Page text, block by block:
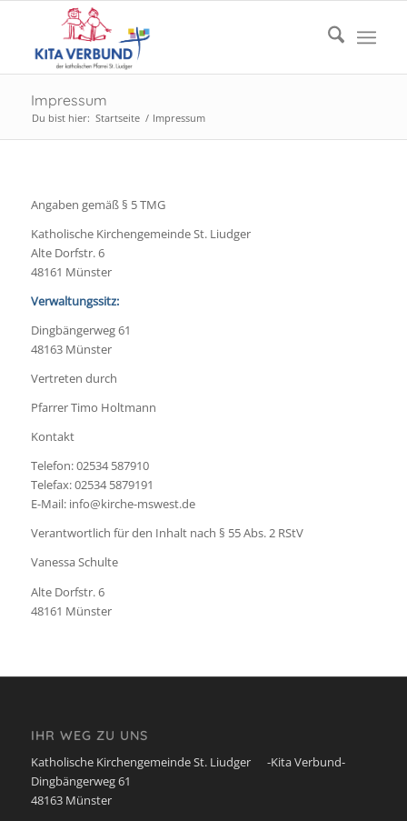
Impressum
Du bist hier: Startseite / Impressum
Angaben gemäß § 5 TMG
Katholische Kirchengemeinde St. Liudger
Alte Dorfstr. 6
48161 Münster
Verwaltungssitz:
Dingbängerweg 61
48163 Münster
Vertreten durch
Pfarrer Timo Holtmann
Kontakt
Telefon: 02534 587910
Telefax: 02534 5879191
E-Mail: info@kirche-mswest.de
Verantwortlich für den Inhalt nach § 55 Abs. 2 RStV
Vanessa Schulte
Alte Dorfstr. 6
48161 Münster
IHR WEG ZU UNS
Katholische Kirchengemeinde St. Liudger -Kita Verbund-
Dingbängerweg 61
48163 Münster